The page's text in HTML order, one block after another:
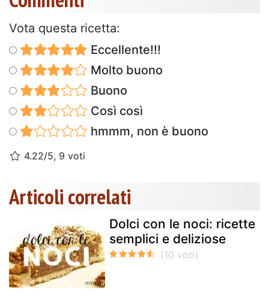
Vota questa ricetta:
Eccellente!!!
Molto buono
Buono
Così così
hmmm, non è buono
4.22/5, 9 voti
Articoli correlati
Dolci con le noci: ricette
semplici e deliziose